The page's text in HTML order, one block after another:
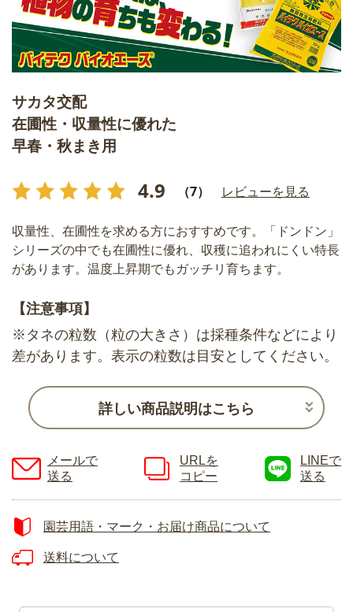
サカタ交配
在圃性・収量性に優れた
早春・秋まき用
4.9 （7） レビューを見る
収量性、在圃性を求める方におすすめです。「ドンドン」
シリーズの中でも在圃性に優れ、収穫に追われにくい特長
があります。温度上昇期でもガッチリ育ちます。
【注意事項】
※タネの粒数（粒の大きさ）は採種条件などにより
差があります。表示の粒数は目安としてください。
詳しい商品説明はこちら
メールで
送る
URLを
コピー
LINEで
送る
園芸用語・マーク・お届け商品について
送料について